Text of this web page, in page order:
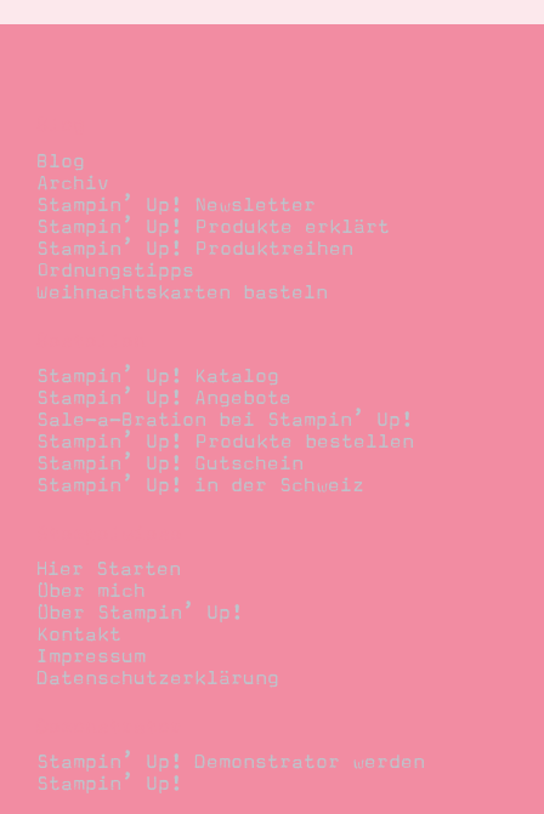
Blog
Archiv
Stampin’ Up! Newsletter
Stampin’ Up! Produkte erklärt
Stampin’ Up! Produktreihen
Ordnungstipps
Weihnachtskarten basteln
Stampin’ Up! Katalog
Stampin’ Up! Angebote
Sale-a-Bration bei Stampin’ Up!
Stampin’ Up! Produkte bestellen
Stampin’ Up! Gutschein
Stampin’ Up! in der Schweiz
Hier Starten
Über mich
Über Stampin’ Up!
Kontakt
Impressum
Datenschutzerklärung
Stampin’ Up! Demonstrator werden
Stampin’ Up!